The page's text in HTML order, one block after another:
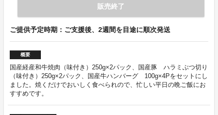
販売終了
ご提供予定時期：ご支援後、2週間を目途に順次発送
概要
国産経産和牛焼肉（味付き）250g×2パック、国産豚 ハラミぶつ切り
（味付き）250g×2パック、国産牛ハンバーグ 100g×4Pをセットにし
ました。焼くだけでおいしく食べられので、忙しい平日の晩ご飯にお
すすめです。